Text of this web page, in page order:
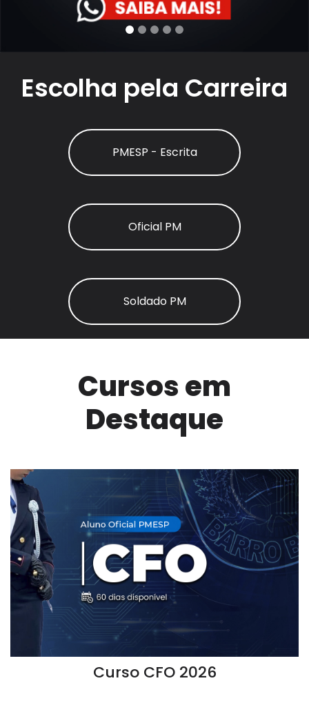
Escolha pela Carreira
PMESP - Escrita
Oficial PM
Soldado PM
Cursos em
Destaque
Curso CFO 2026